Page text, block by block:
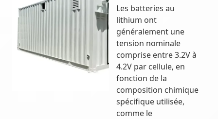
Les batteries au
lithium ont
généralement une
tension nominale
comprise entre 3.2V à
4.2V par cellule, en
fonction de la
composition chimique
spécifique utilisée,
comme le